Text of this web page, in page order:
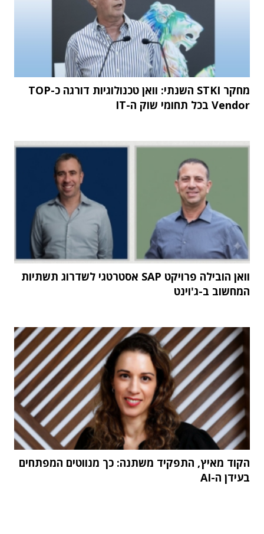
מחקר STKI השנתי: וואן טכנולוגיות דורגה כ-TOP
Vendor בכל תחומי שוק ה-IT
וואן הובילה פרויקט SAP אסטרטגי לשדרוג תשתיות
המחשוב ב-ג'וינט
הקוד מאיץ, התפקיד משתנה: כך מנווטים המפתחים
בעידן ה-AI